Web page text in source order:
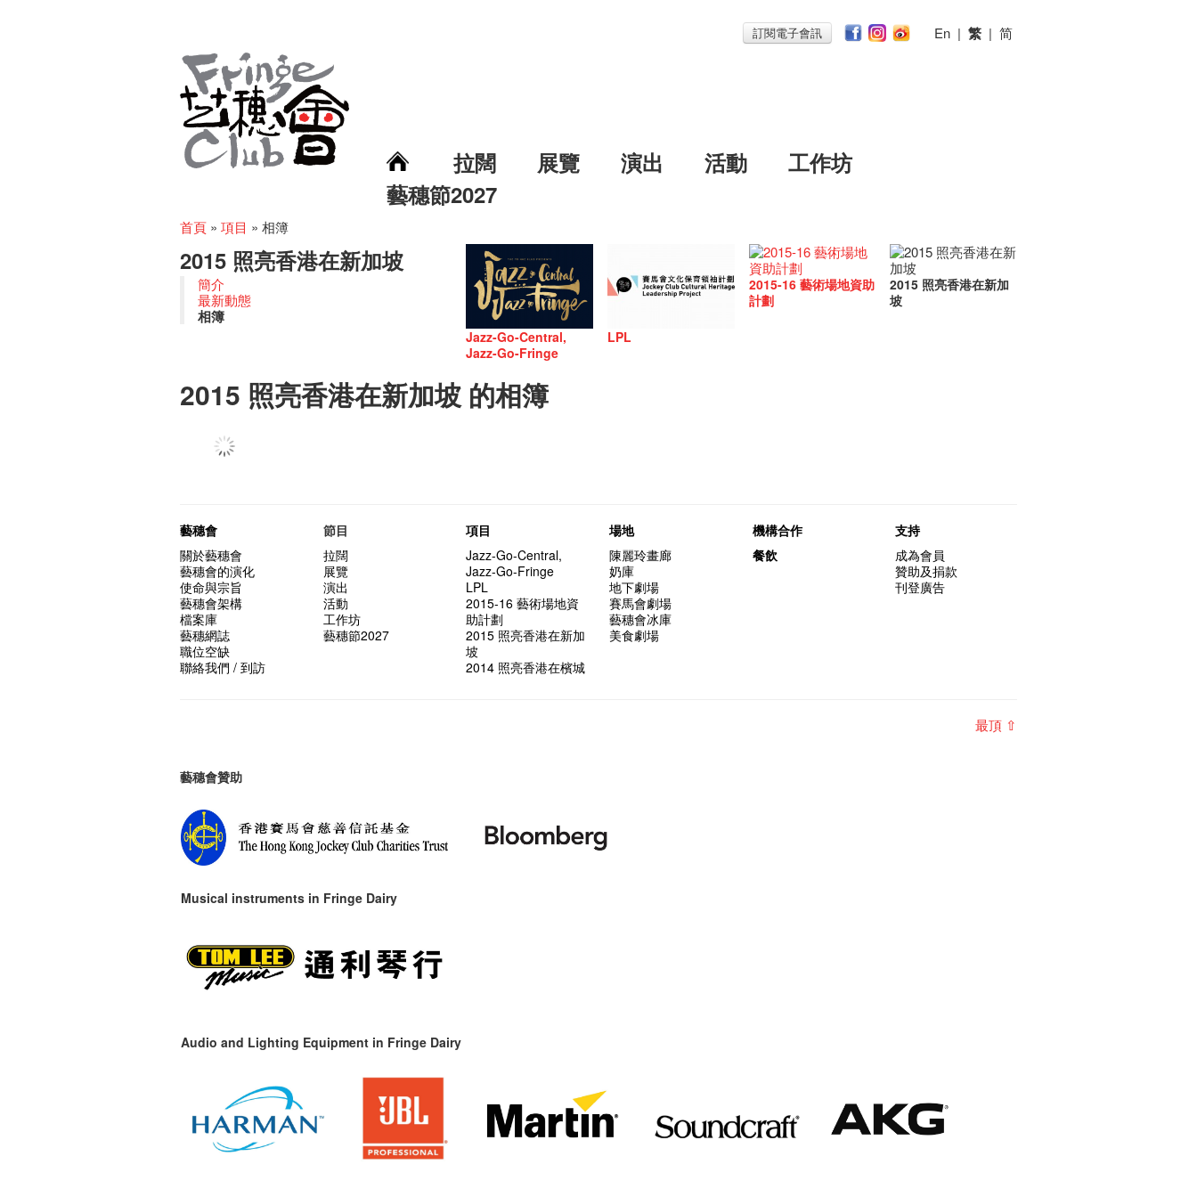
訂閱電子會訊 En | 繁 | 简
拉闊 展覽 演出 活動
工作坊
藝穗節2027
首頁 » 項目 » 相簿
Jazz-Go-Central,
Jazz-Go-Fringe
LPL
2015-16 藝術場地資助
計劃
2015 照亮香港在新加
坡
2015 照亮香港在新加坡
簡介
最新動態
相簿
2015 照亮香港在新加坡 的相簿
藝穗會
關於藝穗會
藝穗會的演化
使命與宗旨
藝穗會架構
檔案庫
藝穗網誌
職位空缺
聯絡我們 / 到訪
節目
拉闊
展覽
演出
活動
工作坊
藝穗節2027
項目
Jazz-Go-Central,
Jazz-Go-Fringe
LPL
2015-16 藝術場地資
助計劃
2015 照亮香港在新加
坡
2014 照亮香港在檳城
場地
陳麗玲畫廊
奶庫
地下劇場
賽馬會劇場
藝穗會冰庫
美食劇場
機構合作
餐飲
支持
成為會員
贊助及捐款
刊登廣告
最頂 ⇧
藝穗會贊助
Musical instruments in Fringe Dairy
Audio and Lighting Equipment in Fringe Dairy